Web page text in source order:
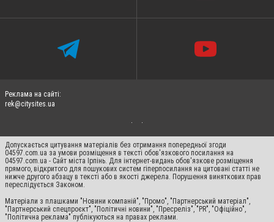
Реклама на сайті:
rek@citysites.ua
Допускається цитування матеріалів без отримання попередньої згоди
04597.com.ua за умови розміщення в тексті обов'язкового посилання на
04597.com.ua - Сайт міста Ірпінь. Для інтернет-видань обов'язкове розміщення
прямого, відкритого для пошукових систем гіперпосилання на цитовані статті не
нижче другого абзацу в тексті або в якості джерела. Порушення виняткових прав
переслідується Законом.
Матеріали з плашками "Новини компаній", "Промо", "Партнерський матеріал",
"Партнерський спецпроєкт", "Політичні новини", "Пресреліз", "PR", "Офіційно",
"Політична реклама" публікуються на правах реклами.